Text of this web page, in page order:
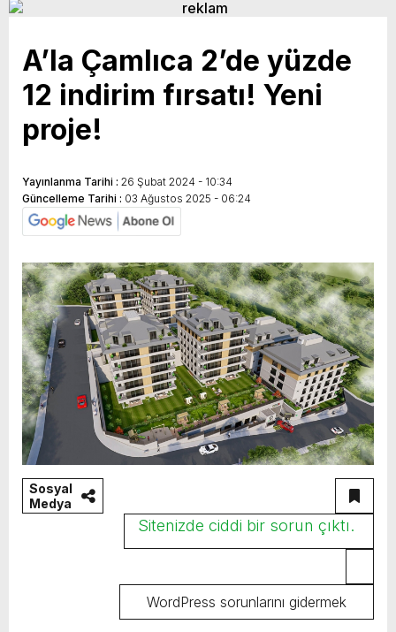
A’la Çamlıca 2’de yüzde
12 indirim fırsatı! Yeni
proje!
Yayınlanma Tarihi : 26 Şubat 2024 - 10:34
Güncelleme Tarihi : 03 Ağustos 2025 - 06:24
Sosyal
Medya
Sitenizde ciddi bir sorun çıktı.
WordPress sorunlarını gidermek